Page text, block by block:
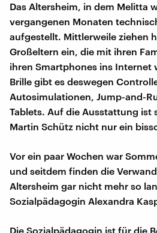
Das Altersheim, in dem Melitta
vergangenen Monaten
aufgestellt. Mittlerweile ziehen
Großeltern ein, die mit ihren
ihren Smartphones ins Internet
Brille gibt es deswegen
Autosimulationen, Jump-and-
Tablets. Auf die Ausstattung ist
Martin Schütz nicht nur ein
Vor ein paar Wochen war
und seitdem finden die
Altersheim gar nicht mehr so
Sozialpädagogin Alexandra
Die Sozialpädagogin ist für die